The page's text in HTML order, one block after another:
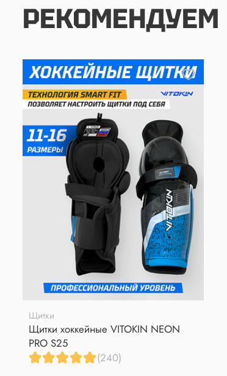
РЕКОМЕНДУЕМ
Щитки
Щитки хоккейные VITOKIN NEON
PRO S25
(240)